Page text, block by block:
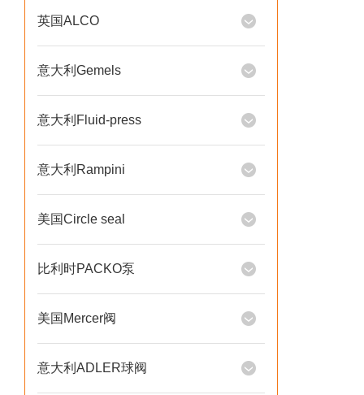
英国ALCO
意大利Gemels
意大利Fluid-press
意大利Rampini
美国Circle seal
比利时PACKO泵
美国Mercer阀
意大利ADLER球阀